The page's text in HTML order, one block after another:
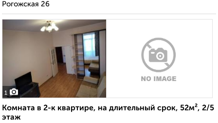
Рогожская 26
1
Комната в 2-к квартире, на длительный срок, 52м², 2/5
этаж